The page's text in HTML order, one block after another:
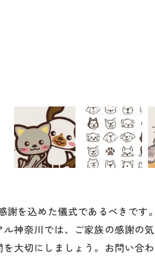
を込めた儀式であるべきで
神奈川では、ご家族の感謝の
大切にしましょう。お問い合